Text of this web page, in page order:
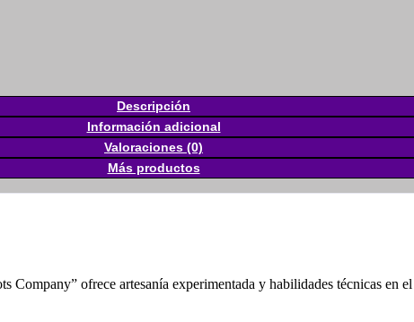
Descripción
Información adicional
Valoraciones (0)
Más productos
Company” ofrece artesanía experimentada y habilidades técnicas en